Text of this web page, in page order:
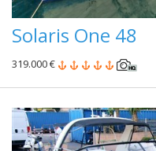
Solaris One 48
319.000 €